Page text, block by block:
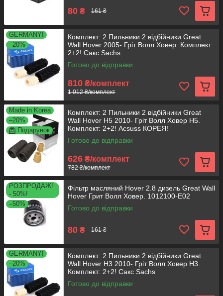
80 ₴ 161 ₴
GERMANY!
–20%
Комплект: 2 Пильники 2 відбійники Great
Wall Hover 2005- Гріт Волл Ховер. Комплект:
2+2! Сакс Sachs
Готово до відправки
810 ₴/комплект
1 012 ₴/комплект
Made in Korea
–20%
Подарунок
Комплект: 2 Пильники 2 відбійники Great
Wall Hover H5 2010- Гріт Волл Ховер H5.
Комплект: 2+2! Acsuss КОРЕЯ!
Готово до відправки
626 ₴/комплект
782 ₴/комплект
РОЗПРОДАЖ!
- 50%!
–50%
Фільтр масляний Hover 2.8 дизель Great Wall
Hover Грит Волл Ховер. 1012100-E02
Готово до відправки
80 ₴ 161 ₴
GERMANY!
–20%
Комплект: 2 Пильники 2 відбійники Great
Wall Hover H3 2010- Гріт Волл Ховер H3.
Комплект: 2+2! Сакс Sachs
Готово до відправки